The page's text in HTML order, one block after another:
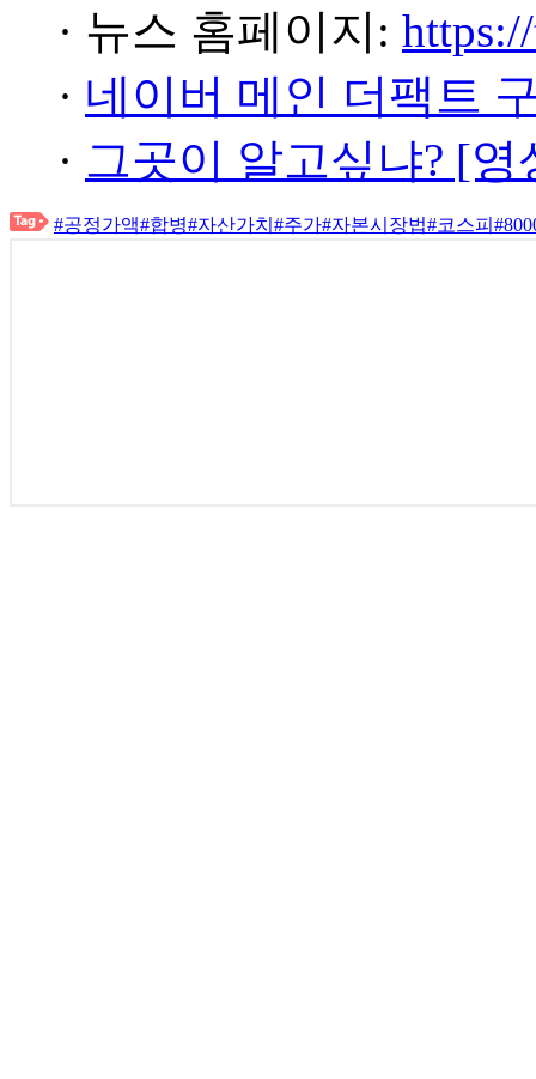
· 뉴스 홈페이지:
· 네이버 메인 더팩트
· 그곳이 알고싶냐? [
#공정가액#합병#자산가치 #주가#자본시장법#코스피